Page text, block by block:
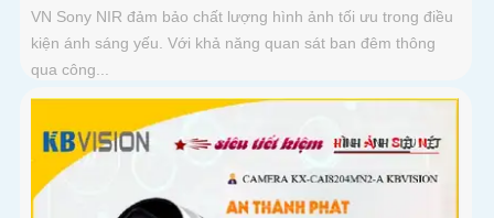
VN Sony NIR đảm bảo chất lượng hình ảnh tối ưu trong điều
kiện ánh sáng yếu. Với khả năng quan sát ban đêm thông
qua công...